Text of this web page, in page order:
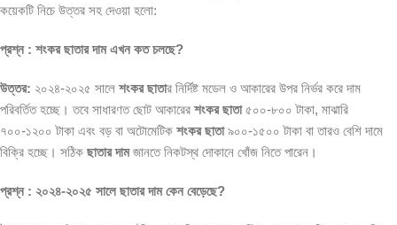
কয়েকটি নিচে উত্তর সহ দেওয়া হলো:
প্রশ্ন : শংকর ছাতার দাম এখন কত চলছে?
উত্তর: ২০২৪-২০২৫ সালে শংকর ছাতার নির্দিষ্ট মডেল ও আকারের উপর নির্ভর করে দাম
পরিবর্তিত হচ্ছে। তবে সাধারণত ছোট আকারের শংকর ছাতা৫০০-৮০০ টাকা, মাঝারি
৭০০-১২০০ টাকা এবং বড় বা অটোমেটিক শংকর ছাতা৯০০-১৫০০ টাকা বা তারও বেশি দামে
বিক্রি হচ্ছে। সঠিক ছাতার দামজানতে নিকটস্থ দোকানে খোঁজ নিতে পারেন।
প্রশ্ন : ২০২৪-২০২৫ সালে ছাতার দাম কেন বেড়েছে?